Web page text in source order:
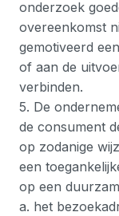
onderzoek
overeenkomst
gemotiveerd
of aan de
verbinden.
5. De
de consument
op zodanige
een
op een
a. het